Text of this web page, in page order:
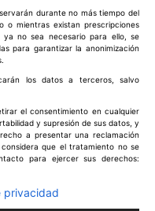
durante no más tiempo del
o mientras existan prescripciones
no sea necesario para ello, se
para garantizar la anonimización
los datos a terceros, salvo
el consentimiento en cualquier
y supresión de sus datos, y
a presentar una reclamación
que el tratamiento no se
para ejercer sus derechos:
privacidad